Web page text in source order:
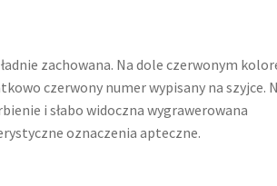
zachowana. Na dole czerwonym
czerwony numer wypisany na szyjce.
i słabo widoczna wygrawerowana
oznaczenia apteczne.